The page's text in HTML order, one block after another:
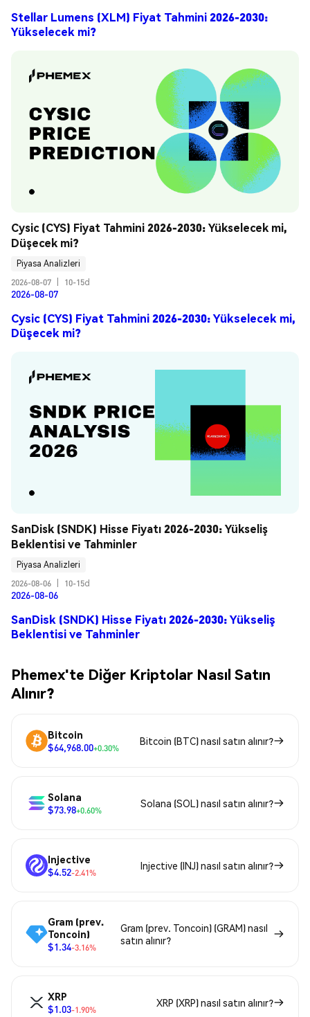
Stellar Lumens (XLM) Fiyat Tahmini 2026-2030:
Yükselecek mi?
Cysic (CYS) Fiyat Tahmini 2026-2030: Yükselecek mi,
Düşecek mi?
Piyasa Analizleri
2026-08-07
10-15d
2026-08-07
Cysic (CYS) Fiyat Tahmini 2026-2030: Yükselecek mi,
Düşecek mi?
SanDisk (SNDK) Hisse Fiyatı 2026-2030: Yükseliş
Beklentisi ve Tahminler
Piyasa Analizleri
2026-08-06
10-15d
2026-08-06
SanDisk (SNDK) Hisse Fiyatı 2026-2030: Yükseliş
Beklentisi ve Tahminler
Phemex'te Diğer Kriptolar Nasıl Satın
Alınır?
Bitcoin
$64,968.00+0.30%
Bitcoin (BTC) nasıl satın alınır?
Solana
$73.98+0.60%
Solana (SOL) nasıl satın alınır?
Injective
$4.52-2.41%
Injective (INJ) nasıl satın alınır?
Gram (prev.
Toncoin)
$1.34-3.16%
Gram (prev. Toncoin) (GRAM) nasıl
satın alınır?
XRP
$1.03-1.90%
XRP (XRP) nasıl satın alınır?